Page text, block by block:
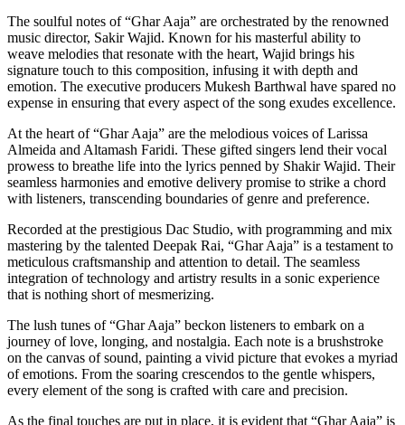
The soulful notes of “Ghar Aaja” are orchestrated by the renowned
music director, Sakir Wajid. Known for his masterful ability to
weave melodies that resonate with the heart, Wajid brings his
signature touch to this composition, infusing it with depth and
emotion. The executive producers Mukesh Barthwal have spared no
expense in ensuring that every aspect of the song exudes excellence.
At the heart of “Ghar Aaja” are the melodious voices of Larissa
Almeida and Altamash Faridi. These gifted singers lend their vocal
prowess to breathe life into the lyrics penned by Shakir Wajid. Their
seamless harmonies and emotive delivery promise to strike a chord
with listeners, transcending boundaries of genre and preference.
Recorded at the prestigious Dac Studio, with programming and mix
mastering by the talented Deepak Rai, “Ghar Aaja” is a testament to
meticulous craftsmanship and attention to detail. The seamless
integration of technology and artistry results in a sonic experience
that is nothing short of mesmerizing.
The lush tunes of “Ghar Aaja” beckon listeners to embark on a
journey of love, longing, and nostalgia. Each note is a brushstroke
on the canvas of sound, painting a vivid picture that evokes a myriad
of emotions. From the soaring crescendos to the gentle whispers,
every element of the song is crafted with care and precision.
As the final touches are put in place, it is evident that “Ghar Aaja” is